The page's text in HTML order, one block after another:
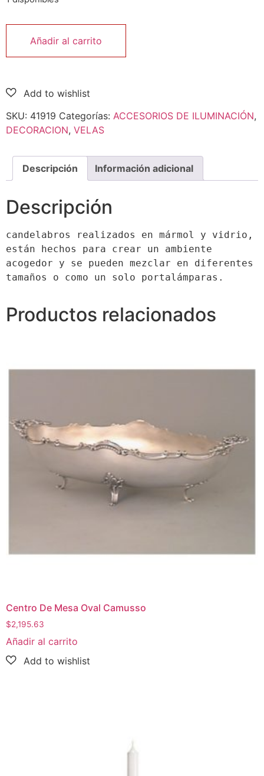
Añadir al carrito
SKU: 41919 Categorías: ACCESORIOS DE ILUMINACIÓN,
DECORACION, VELAS
Descripción Información adicional
Descripción
candelabros realizados en mármol y vidrio,
están hechos para crear un ambiente
acogedor y se pueden mezclar en diferentes
tamaños o como un solo portalámparas.
Productos relacionados
Centro De Mesa Oval Camusso
$2,195.63
Añadir al carrito